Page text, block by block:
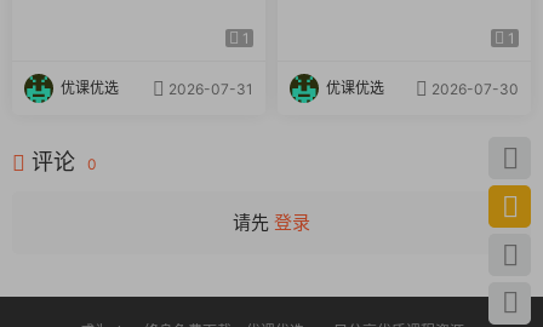
1
优课优选 2026-07-31
1
优课优选 2026-07-30
评论 0
请先 登录